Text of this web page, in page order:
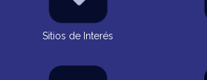
Sitios de Interés